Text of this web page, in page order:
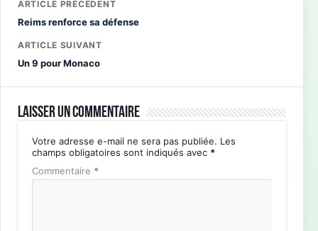
ARTICLE PRÉCÉDENT
Reims renforce sa défense
ARTICLE SUIVANT
Un 9 pour Monaco
Laisser un commentaire
Votre adresse e-mail ne sera pas publiée. Les
champs obligatoires sont indiqués avec *
Commentaire *